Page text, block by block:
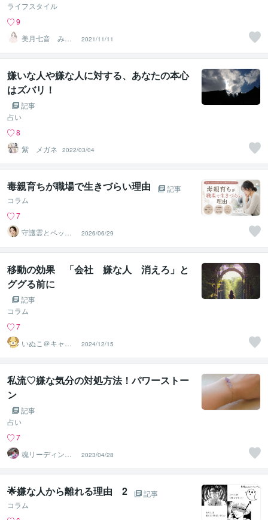
ライフスタイル
9
美月七音 みつ
きなお
2021/11/11
嫌いな人や嫌な人に対する、あなたの本心
はズバリ！
記事
占い
8
紫 メガネ
2022/03/04
毒親育ちが職場で生きづらい理由
記事
コラム
7
守護霊とペット
の通訳者 まりあ
2026/06/29
移動の効果 「会社 嫌な人 消えろ」と
ググる前に
記事
コラム
7
いぬこ＠キャリ
アコンサルタン
ト
2024/12/15
私流♡嫌な気分の対処方法！パワーストー
ン
記事
占い
7
魂リーディングb
y紅庵（くあん）
2023/04/28
🌟嫌な人から離れる理由 2
記事
コラム